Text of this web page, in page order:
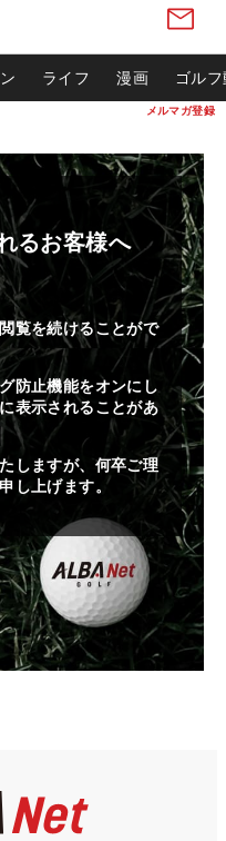
メルマガ登録
ライフ 漫画 ゴル
るお客様へ
覧を続けることがで
防止機能をオンにし
表示されることがあ
しますが、何卒ご理
し上げます。